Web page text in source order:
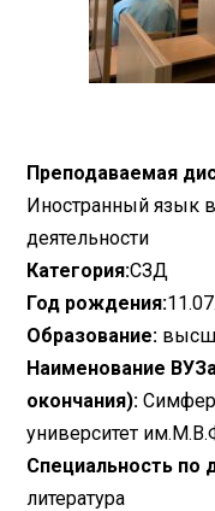
Преподаваемая
Иностранный язык
деятельности
Категория:СЗД
Год рождения:
Образование:
Наименование
окончания):
университет
Специальность по
литература